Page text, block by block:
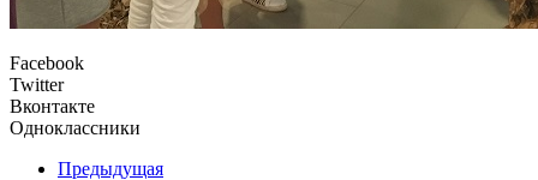
Facebook
Twitter
Вконтакте
Одноклассники
Предыдущая